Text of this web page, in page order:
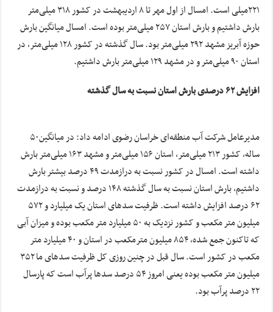
۲۲۱میلی است. امسال از اول مهر تا ۸ اردیبهشت در کشور ۳۱۸ میلی‌متر
بارش داشتیم و بارش استان ۲۵۷ میلی‌متر بوده است. امسال میانگین بارش
حوزه آبریز مشهد ۲۹۲ میلی‌متر بود. سال گذشته در کشور ۱۲۸ میلی‌متر، در
استان ۹۰ میلی‌متر و در مشهد ۱۲۹ میلی‌متر بارش داشتیم.
افزایش ۶۲ درصدی بارش استان نسبت به سال گذشته
مدیرعامل شرکت آب منطقه‌ای خراسان رضوی ادامه داد: در میانگین۵۰
ساله، کشور ۲۱۳ میلی‌متر، استان ۱۵۶ میلی‌متر و مشهد ۱۶۳ میلی‌متر بارش
داشته است. امسال در کشور نسبت به درازمدت ۴۹ درصد بیشتر بارش
داشتیم، بارش استان نسبت به سال گذشته ۱۴۸ درصد و نسبت به درازمدت
۶۲ درصد افزایش داشته است. ظرفیت سدهای استان یک میلیارد و ۵۷۲
میلیون متر مکعب و کشور نزدیک به ۵۰ میلیارد متر مکعب بوده و میزان آبی
که تاکنون جمع شده، ۸۵۴ میلیون مترمکعب در استان و ۴۰ میلیارد متر
مکعب در کشور است. سال قبل در چنین روزی کل ظرفیت سدهای ما ۳۵۲
میلیون متر مکعب بوده یعنی امروز ۵۴ درصد سدها پرآب است که پارسال
۲۲ درصد پرآب بود.